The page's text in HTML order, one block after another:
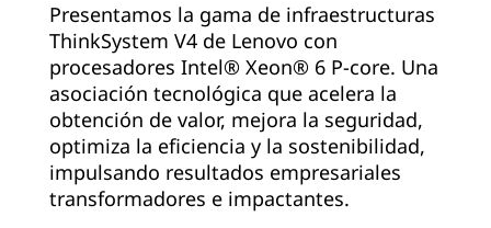
Presentamos la gama de infraestructuras
ThinkSystem V4 de Lenovo con
procesadores Intel® Xeon® 6 P-core. Una
asociación tecnológica que acelera la
obtención de valor, mejora la seguridad,
optimiza la eficiencia y la sostenibilidad,
impulsando resultados empresariales
transformadores e impactantes.